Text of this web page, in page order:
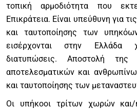
τοπική αρμοδιότητα που
Επικράτεια. Είναι υπεύθυνη για
και ταυτοποίησης των
εισέρχονται στην Ελλάδα
διατυπώσεις. Αποστολή της
αποτελεσματικών και
και ταυτοποίησης των
Οι υπήκοοι τρίτων χωρών και/